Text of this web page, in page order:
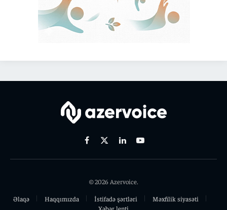
Facebook
X
LinkedinYoutube
© 2026 Azervoice.
Əlaqə
Haqqımızda İstifadə şərtləri
Məxfilik siyasəti
Xəbər lenti